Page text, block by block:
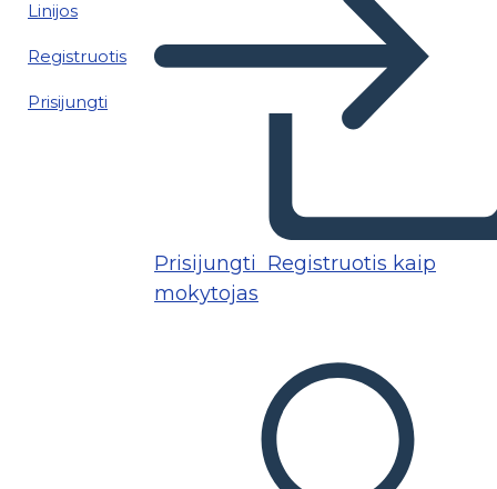
Linijos
Registruotis
Prisijungti
Prisijungti Registruotis kaip
mokytojas